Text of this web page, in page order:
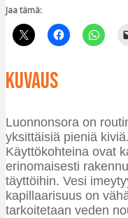
Jaa tämä:
Kuvaus
Luonnonsora on
yksittäisiä pieniä
Käyttökohteina ovat
erinomaisesti
täyttöihin. Vesi
kapillaarisuus on
tarkoitetaan veden